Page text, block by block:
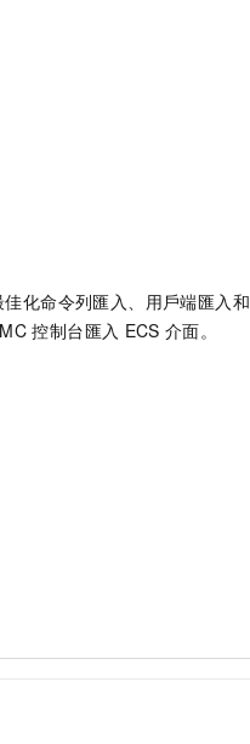
佳化命令列匯入、用戶端匯入和
控制台匯入 ECS 介面。